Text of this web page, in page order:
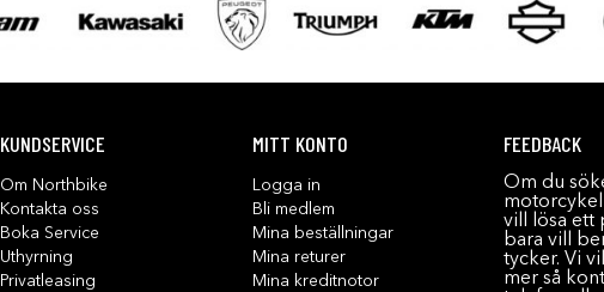
KUNDSERVICE
Om Northbike
Kontakta oss
Boka Service
Uthyrning
Privatleasing
MITT KONTO
Logga in
Bli medlem
Mina beställningar
Mina returer
Mina kreditnotor
FEEDBACK
Om du
vill lösa ett
bara vill
tycker. Vi
mer så